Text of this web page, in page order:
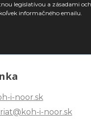
legislatívou a zásadami
informačného emailu.
i-noor.sk
i-noor.sk